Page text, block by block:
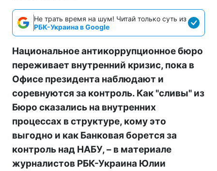
Не трать время на шум! Читай только суть из
РБК-Украина в Google
Национальное антикоррупционное бюро
переживает внутренний кризис, пока в
Офисе президента наблюдают и
соревнуются за контроль. Как "сливы" из
Бюро сказались на внутренних
процессах в структуре, кому это
выгодно и как Банковая борется за
контроль над НАБУ, – в материале
журналистов РБК-Украина Юлии